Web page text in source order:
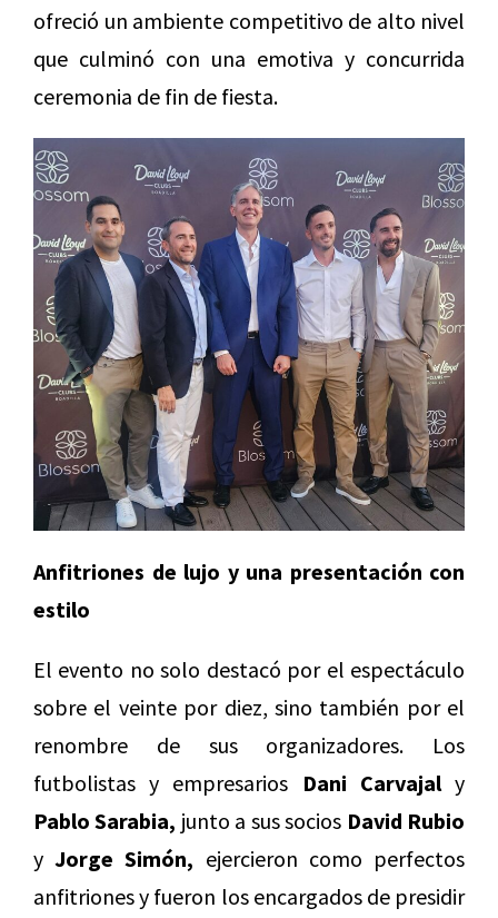
ofreció un ambiente competitivo de alto nivel
que culminó con una emotiva y concurrida
ceremonia de fin de fiesta.
Anfitriones de lujo y una presentación con
estilo
El evento no solo destacó por el espectáculo
sobre el veinte por diez, sino también por el
renombre de sus organizadores. Los
futbolistas y empresarios Dani Carvajaly
Pablo Sarabia, junto a sus socios David Rubio
yJorge Simón, ejercieron como perfectos
anfitriones y fueron los encargados de presidir